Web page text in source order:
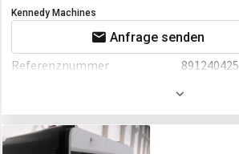
Kennedy Machines
Anfrage senden
Referenznummer
891240425
2022